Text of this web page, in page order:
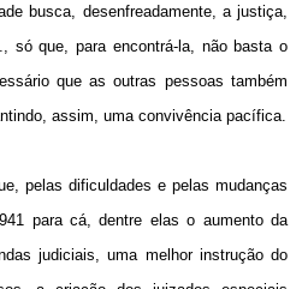
busca, desenfreadamente, a justiça,
só que, para encontrá-la, não basta o
que as outras pessoas também
assim, uma convivência pacífica.
pelas dificuldades e pelas mudanças
para cá, dentre elas o aumento da
judiciais, uma melhor instrução do